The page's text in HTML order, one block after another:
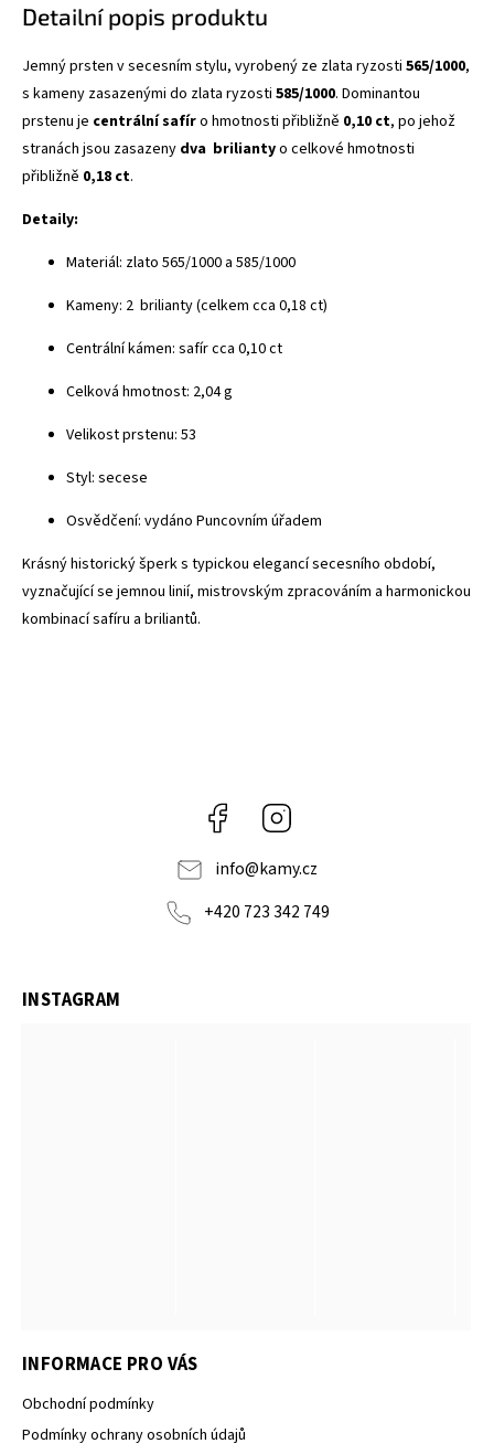
Detailní popis produktu
Jemný prsten v secesním stylu, vyrobený ze zlata ryzosti 565/1000,
s kameny zasazenými do zlata ryzosti 585/1000. Dominantou
prstenu je centrální safíro hmotnosti přibližně 0,10 ct, po jehož
stranách jsou zasazeny dva briliantyo celkové hmotnosti
přibližně 0,18 ct.
Detaily:
Materiál: zlato 565/1000 a 585/1000
Kameny: 2 brilianty (celkem cca 0,18 ct)
Centrální kámen: safír cca 0,10 ct
Celková hmotnost: 2,04 g
Velikost prstenu: 53
Styl: secese
Osvědčení: vydáno Puncovním úřadem
Krásný historický šperk s typickou elegancí secesního období,
vyznačující se jemnou linií, mistrovským zpracováním a harmonickou
kombinací safíru a briliantů.
Facebook
info@kamy.cz
+420 723 342 749
INFORMACE PRO VÁS
Obchodní podmínky
Podmínky ochrany osobních údajů
INSTAGRAM